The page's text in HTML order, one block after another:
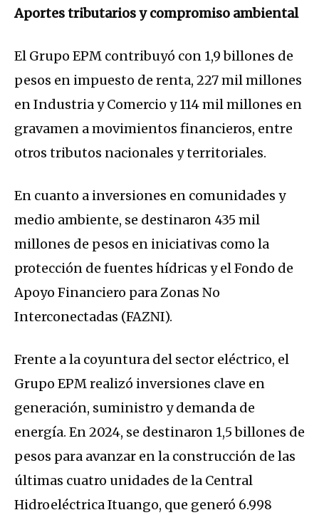
Aportes tributarios y compromiso ambiental
El Grupo EPM contribuyó con 1,9 billones de
pesos en impuesto de renta, 227 mil millones
en Industria y Comercio y 114 mil millones en
gravamen a movimientos financieros, entre
otros tributos nacionales y territoriales.
En cuanto a inversiones en comunidades y
medio ambiente, se destinaron 435 mil
millones de pesos en iniciativas como la
protección de fuentes hídricas y el Fondo de
Apoyo Financiero para Zonas No
Interconectadas (FAZNI).
Frente a la coyuntura del sector eléctrico, el
Grupo EPM realizó inversiones clave en
generación, suministro y demanda de
energía. En 2024, se destinaron 1,5 billones de
pesos para avanzar en la construcción de las
últimas cuatro unidades de la Central
Hidroeléctrica Ituango, que generó 6.998